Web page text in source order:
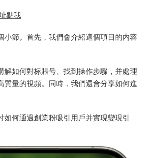
點我
小節。首先，我們會介紹這個項目的内容
解如何對标賬号、找到操作步驟，并處理
質量的視頻。同時，我們還會分享如何進
如何通過創業粉吸引用戶并實現變現引